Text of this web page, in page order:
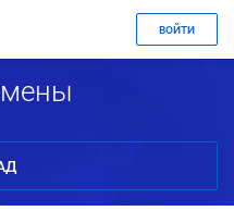
ВОЙТИ